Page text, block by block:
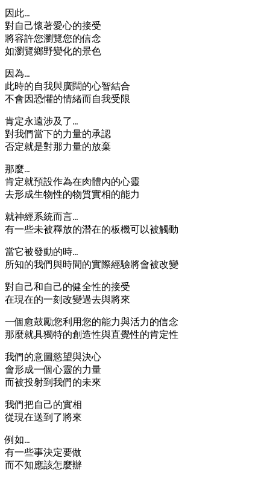
因此…
對自己懷著愛心的接受
將容許您瀏覽您的信念
如瀏覽鄉野變化的景色
因為…
此時的自我與廣闊的心智結合
不會因恐懼的情緒而自我受限
肯定永遠涉及了…
對我們當下的力量的承認
否定就是對那力量的放棄
那麼…
肯定就預設作為在肉體內的心靈
去形成生物性的物質實相的能力
就神經系統而言…
有一些未被釋放的潛在的板機可以被觸動
當它被發動的時…
所知的我們與時間的實際經驗將會被改變
對自己和自己的健全性的接受
在現在的一刻改變過去與將來
一個愈鼓勵您利用您的能力與活力的信念
那麼就具獨特的創造性與直覺性的肯定性
我們的意圖慾望與決心
會形成一個心靈的力量
而被投射到我們的未來
我們把自己的實相
從現在送到了將來
例如…
有一些事決定要做
而不知應該怎麼辦